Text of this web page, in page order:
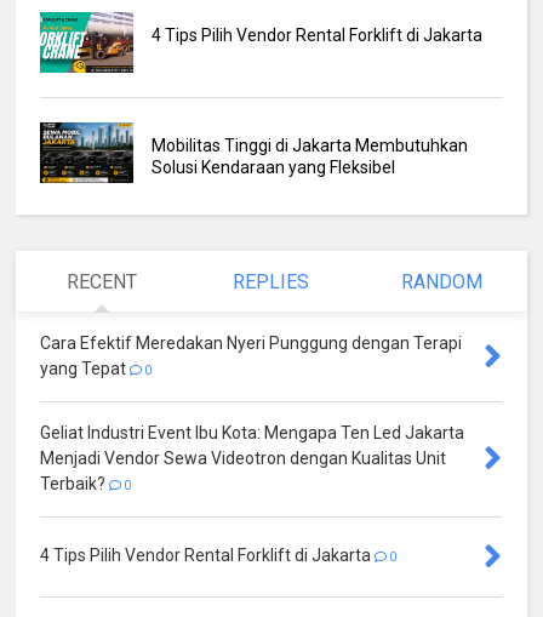
4 Tips Pilih Vendor Rental Forklift di Jakarta
Mobilitas Tinggi di Jakarta Membutuhkan
Solusi Kendaraan yang Fleksibel
RECENT REPLIES RANDOM
Cara Efektif Meredakan Nyeri Punggung dengan Terapi
yang Tepat
0
Geliat Industri Event Ibu Kota: Mengapa Ten Led Jakarta
Menjadi Vendor Sewa Videotron dengan Kualitas Unit
Terbaik?
0
4 Tips Pilih Vendor Rental Forklift di Jakarta 0